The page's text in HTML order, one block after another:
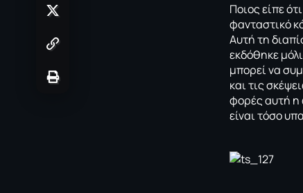
Ποιος είπε
φανταστικό
Αυτή τη
εκδόθηκε
μπορεί να
και τις
φορές αυτή η
είναι τόσο